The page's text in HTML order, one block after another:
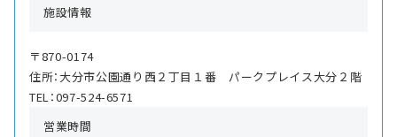
施設情報
〒870-0174
住所：大分市公園通り西２丁目１番 パークプレイス大分２階
TEL：097-524-6571
営業時間